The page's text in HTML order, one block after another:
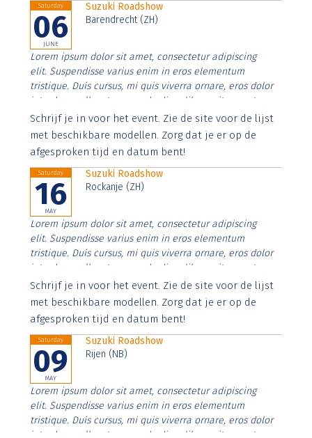
Saturday
06
JUNE
Suzuki Roadshow
Barendrecht (ZH)
Lorem ipsum dolor sit amet, consectetur adipiscing
elit. Suspendisse varius enim in eros elementum
tristique. Duis cursus, mi quis viverra ornare, eros dolor
interdum nulla, ut commodo diam libero vitae erat.
Aenean faucibus nibh et justo cursus id rutrum lorem
imperdiet. Nunc ut sem vitae risus tristique posuere.
Schrijf je in voor het event. Zie de site voor de lijst
met beschikbare modellen. Zorg dat je er op de
afgesproken tijd en datum bent!
Saturday
16
MAY
Suzuki Roadshow
Rockanje (ZH)
Lorem ipsum dolor sit amet, consectetur adipiscing
elit. Suspendisse varius enim in eros elementum
tristique. Duis cursus, mi quis viverra ornare, eros dolor
interdum nulla, ut commodo diam libero vitae erat.
Aenean faucibus nibh et justo cursus id rutrum lorem
imperdiet. Nunc ut sem vitae risus tristique posuere.
Schrijf je in voor het event. Zie de site voor de lijst
met beschikbare modellen. Zorg dat je er op de
afgesproken tijd en datum bent!
Saturday
09
MAY
Suzuki Roadshow
Rijen (NB)
Lorem ipsum dolor sit amet, consectetur adipiscing
elit. Suspendisse varius enim in eros elementum
tristique. Duis cursus, mi quis viverra ornare, eros dolor
interdum nulla, ut commodo diam libero vitae erat.